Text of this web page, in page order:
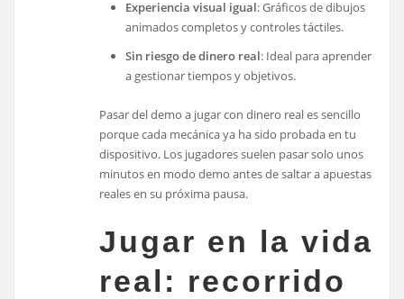
Experiencia visual igual: Gráficos de dibujos
animados completos y controles táctiles.
Sin riesgo de dinero real: Ideal para aprender
a gestionar tiempos y objetivos.
Pasar del demo a jugar con dinero real es sencillo
porque cada mecánica ya ha sido probada en tu
dispositivo. Los jugadores suelen pasar solo unos
minutos en modo demo antes de saltar a apuestas
reales en su próxima pausa.
Jugar en la vida
real: recorrido